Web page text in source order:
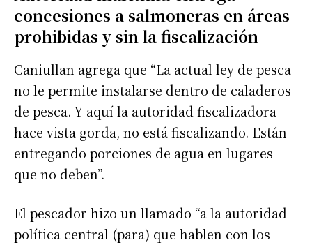
concesiones a salmoneras en áreas
prohibidas y sin la fiscalización
Caniullan agrega que “La actual ley de pesca
no le permite instalarse dentro de caladeros
de pesca. Y aquí la autoridad fiscalizadora
hace vista gorda, no está fiscalizando. Están
entregando porciones de agua en lugares
que no deben”.
El pescador hizo un llamado “a la autoridad
política central (para) que hablen con los